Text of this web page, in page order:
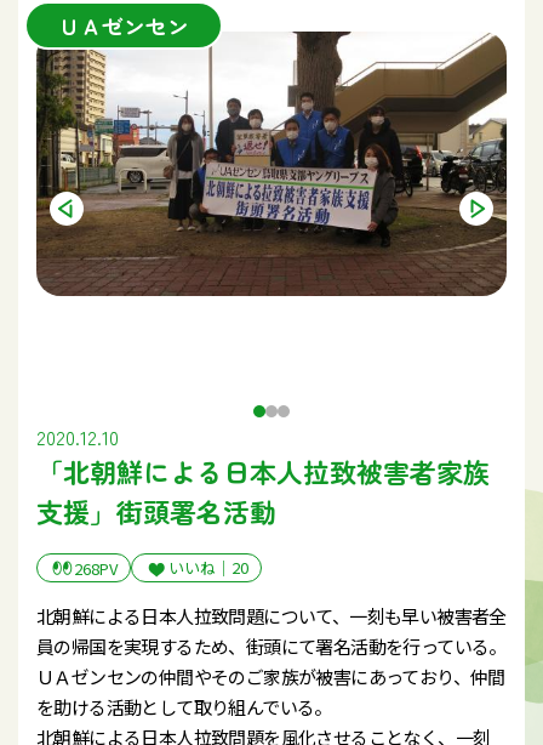
ＵＡゼンセン
2020.12.10
「北朝鮮による日本人拉致被害者家族
支援」街頭署名活動
268PV いいね｜ 20
北朝鮮による日本人拉致問題について、一刻も早い被害者全
員の帰国を実現するため、街頭にて署名活動を行っている。
ＵＡゼンセンの仲間やそのご家族が被害にあっており、仲間
を助ける活動として取り組んでいる。
北朝鮮による日本人拉致問題を風化させることなく、一刻